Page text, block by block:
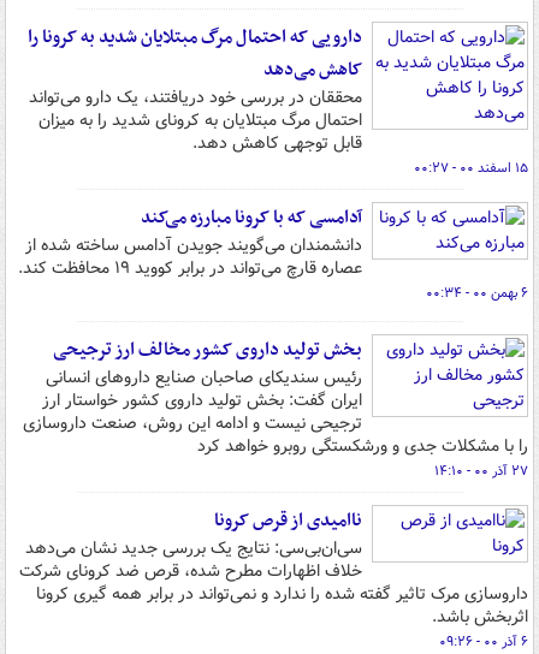
دارویی که احتمال مرگ مبتلایان شدید به کرونا را
کاهش می‌دهد
محققان در بررسی خود دریافتند، یک دارو می‌تواند
احتمال مرگ مبتلایان به کرونای شدید را به میزان
قابل توجهی کاهش دهد.
۱۵ اسفند ۰۰ - ۰۰:۲۷
آدامسی که با کرونا مبارزه می‌کند
دانشمندان می‌گویند جویدن آدامس ساخته شده از
عصاره قارچ می‌تواند در برابر کووید ۱۹ محافظت کند.
۶ بهمن ۰۰ - ۰۰:۳۴
بخش تولید داروی کشور مخالف ارز ترجیحی
رئیس سندیکای صاحبان صنایع داروهای انسانی
ایران گفت: بخش تولید داروی کشور خواستار ارز
ترجیحی نیست و ادامه این روش، صنعت داروسازی
را با مشکلات جدی و ورشکستگی روبرو خواهد کرد
۲۷ آذر ۰۰ - ۱۴:۱۰
ناامیدی از قرص کرونا
سی‌ان‌بی‌سی: نتایج یک بررسی جدید نشان می‌دهد
خلاف اظهارات مطرح شده، قرص ضد کرونای شرکت
داروسازی مرک تاثیر گفته شده را ندارد و نمی‌تواند در برابر همه گیری کرونا
اثربخش باشد.
۶ آذر ۰۰ - ۰۹:۲۶